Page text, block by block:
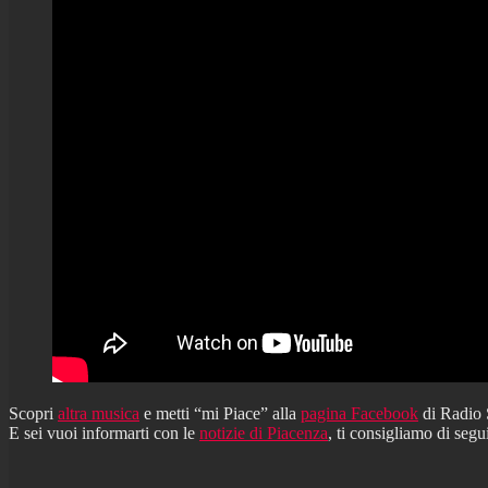
Scopri altra musica e metti “mi Piace” alla pagina Facebook di Radio
E sei vuoi informarti con le notizie di Piacenza, ti consigliamo di